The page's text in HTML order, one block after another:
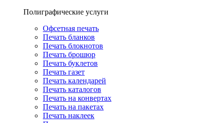
Полиграфические услуги
Офсетная печать
Печать бланков
Печать блокнотов
Печать брошюр
Печать буклетов
Печать газет
Печать календарей
Печать каталогов
Печать на конвертах
Печать на пакетах
Печать наклеек